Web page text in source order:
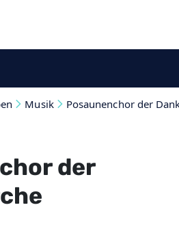
Musik Posaunenchor der
der